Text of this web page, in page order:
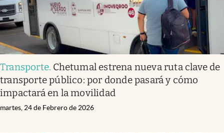
Mediakit
abre en nueva pestaña
México
Transporte. Chetumal estrena nueva ruta clave de
transporte público: por donde pasará y cómo
impactará en la movilidad
martes, 24 de Febrero de 2026